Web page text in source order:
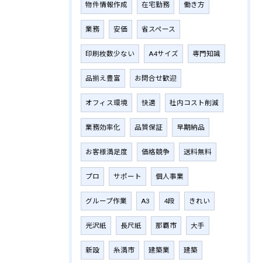
物件情報作成 在宅勤務 働き方
業務 安価 省スペース
印刷枚数少ない A4サイズ 専門知識
品揃え豊富 お問合せ歓迎
オフィス環境 快適 社内コスト削減
業務効率化 品質保証 早期納品
お客様満足度 価格競争 送料無料
プロ サポート 個人事業
グループ作業 A3 4段 きれい
光沢紙 長尺紙 那覇市 大手
新設 糸満市 建築業 建築